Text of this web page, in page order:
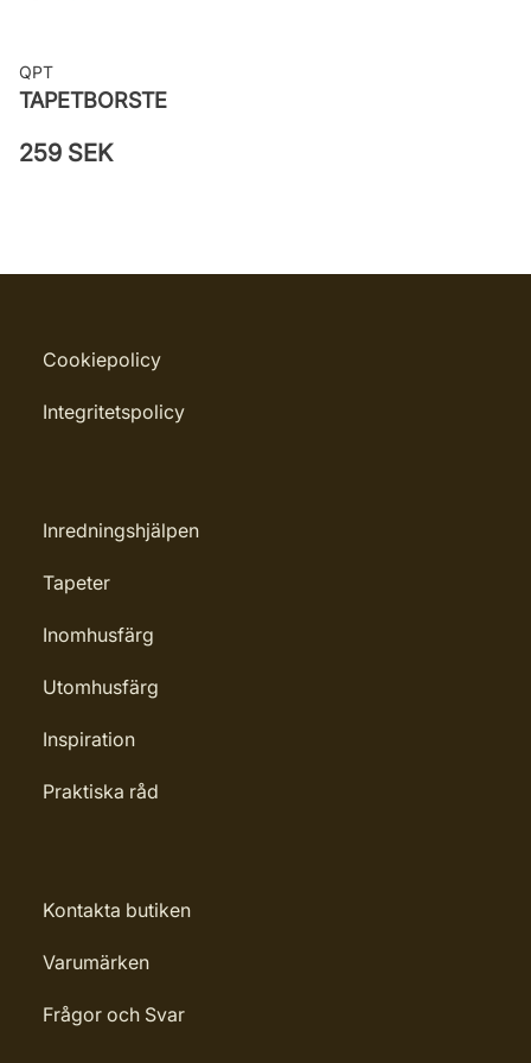
QPT
TAPETBORSTE
259 SEK
Cookiepolicy
Integritetspolicy
Inredningshjälpen
Tapeter
Inomhusfärg
Utomhusfärg
Inspiration
Praktiska råd
Kontakta butiken
Varumärken
Frågor och Svar